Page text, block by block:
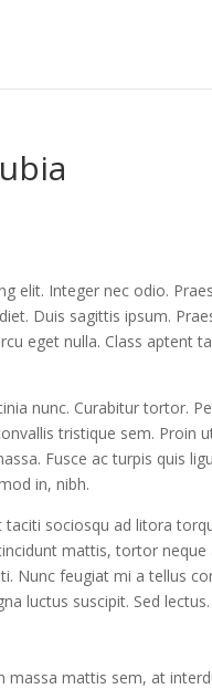
elit. Integer nec odio.
Duis sagittis ipsum.
eget nulla. Class aptent
nunc. Curabitur tortor.
tristique sem. Proin
Fusce ac turpis quis
in, nibh.
sociosqu ad litora
mattis, tortor
Nunc feugiat mi a tellus
luctus suscipit. Sed
mattis sem, at